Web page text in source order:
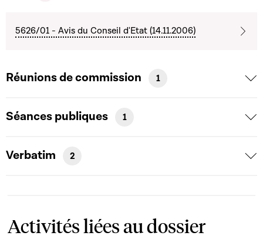
5626/01 - Avis du Conseil d'Etat (14.11.2006)
Réunions de commission 1
Séances publiques 1
Verbatim 2
Activités liées au dossier